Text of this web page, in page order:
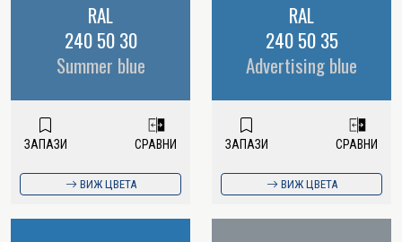
RAL
240 50 30
Summer blue
ЗАПАЗИ СРАВНИ
ВИЖ ЦВЕТА
RAL
240 50 35
Advertising blue
ЗАПАЗИ СРАВНИ
ВИЖ ЦВЕТА